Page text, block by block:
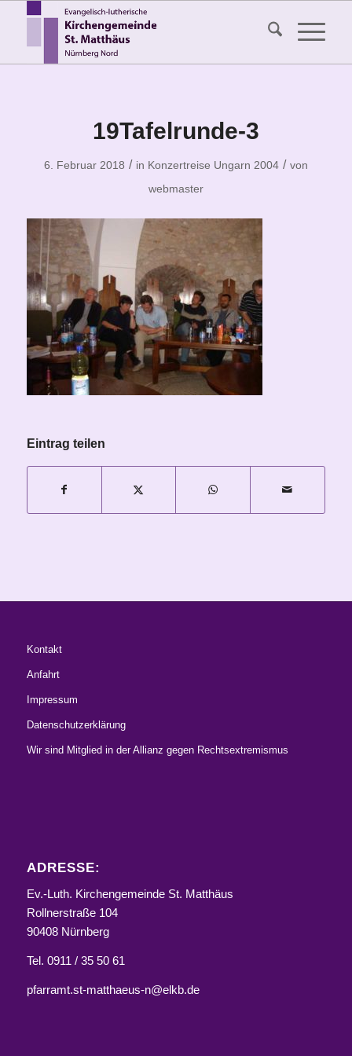
19Tafelrunde-3
6. Februar 2018 / in Konzertreise Ungarn 2004 / von
webmaster
Eintrag teilen
Kontakt
Anfahrt
Impressum
Datenschutzerklärung
Wir sind Mitglied in der Allianz gegen Rechtsextremismus
ADRESSE:
Ev.-Luth. Kirchengemeinde St. Matthäus
Rollnerstraße 104
90408 Nürnberg
Tel. 0911 / 35 50 61
pfarramt.st-matthaeus-n@elkb.de